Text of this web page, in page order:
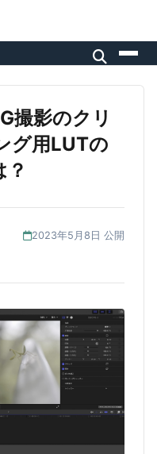
撮影のクリ
グ用LUTの
2023年5月8日 公開